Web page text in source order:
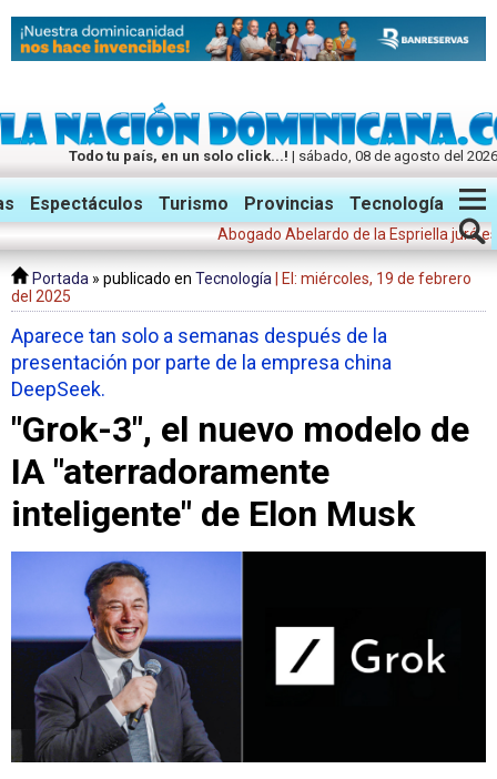
Todo tu país, en un solo click...! | sábado, 08 de agosto del 2026
Twitter Facebook Instagram
Espectáculos Turismo Provincias Tecnología
Abogado Abelardo de la Espriella juró este
Portada » publicado en Tecnología
| El: miércoles, 19 de febrero
del 2025
Aparece tan solo a semanas después de la
presentación por parte de la empresa china
DeepSeek.
"Grok-3", el nuevo modelo de
IA "aterradoramente
inteligente" de Elon Musk